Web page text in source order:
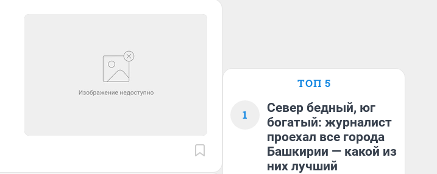
ТОП 5
1
Север бедный, юг
богатый: журналист
проехал все города
Башкирии — какой из
них лучший